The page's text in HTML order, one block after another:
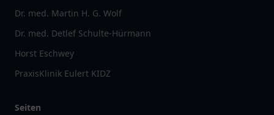
Dr. med. Martin H. G. Wolf
Dr. med. Detlef Schulte-Hürmann
Horst Eschwey
PraxisKlinik Eulert KIDZ
Seiten